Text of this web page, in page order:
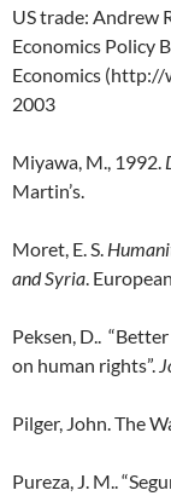
US trade: Andrew
Economics Policy
Economics
2003
Miyawa, M., 1992.
Martin’s.
Moret, E. S.
and Syria.
Peksen, D..
on human rights”.
Pilger, John. The
Pureza, J. M..